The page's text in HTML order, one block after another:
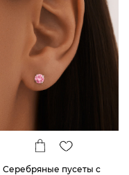
Серебряные пусеты с